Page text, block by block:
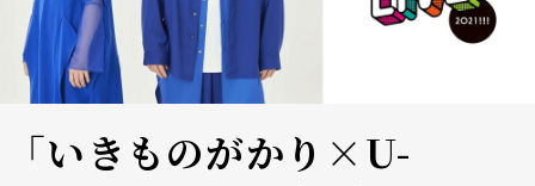
「いきものがかり×U-